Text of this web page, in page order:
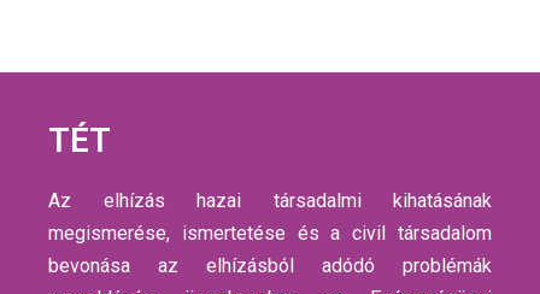
TÉT
Az elhízás hazai társadalmi kihatásának
megismerése, ismertetése és a civil társadalom
bevonása az elhízásból adódó problémák